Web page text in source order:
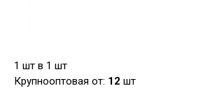
1 шт в 1 шт
Крупнооптовая от: 12 шт